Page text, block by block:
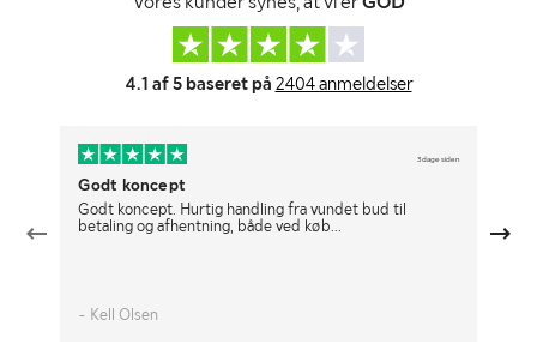
4.1 af 5 baseret på 2404 anmeldelser
3 dage siden
Godt koncept
Godt koncept. Hurtig handling fra vundet bud til
betaling og afhentning, både ved køb...
- Kell Olsen